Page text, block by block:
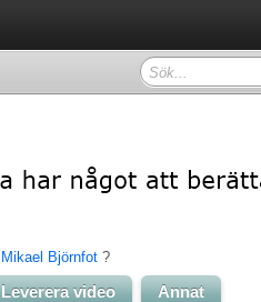
Mikael Björnfot ?
Leverera video Annat